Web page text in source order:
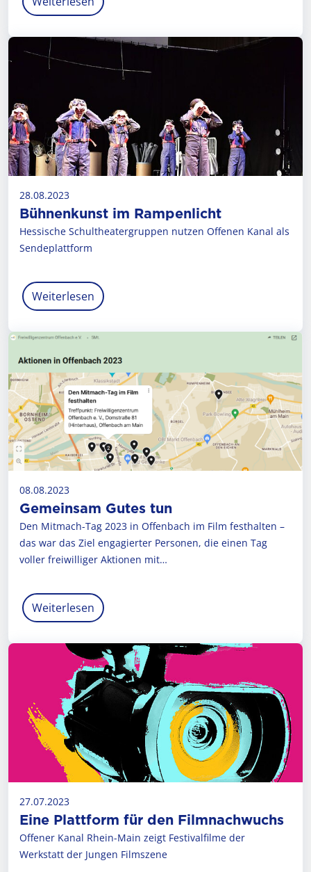
28.08.2023
Bühnenkunst im Rampenlicht
Hessische Schultheatergruppen nutzen Offenen Kanal als
Sendeplattform
Weiterlesen
08.08.2023
Gemeinsam Gutes tun
Den Mitmach-Tag 2023 in Offenbach im Film festhalten –
das war das Ziel engagierter Personen, die einen Tag
voller freiwilliger Aktionen mit…
Weiterlesen
27.07.2023
Eine Plattform für den Filmnachwuchs
Offener Kanal Rhein-Main zeigt Festivalfilme der
Werkstatt der Jungen Filmszene